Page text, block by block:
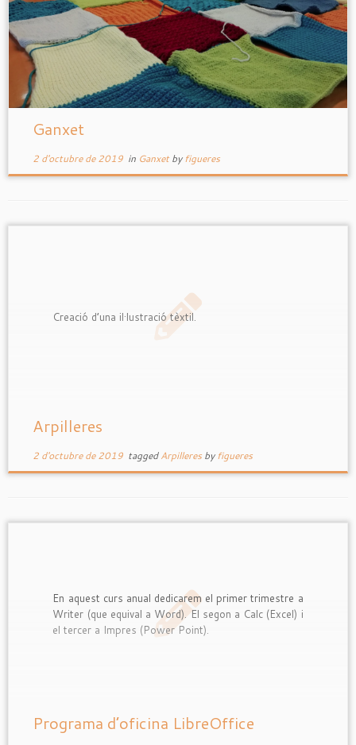
Ganxet
2 d'octubre de 2019in Ganxetbyfigueres
Creació d’una il·lustració tèxtil.
Arpilleres
2 d'octubre de 2019taggedArpilleres byfigueres
En aquest curs anual dedicarem el primer trimestre a
Writer (que equival a Word). El segon a Calc (Excel) i
el tercer a Impres (Power Point).
Programa d’oficina LibreOffice